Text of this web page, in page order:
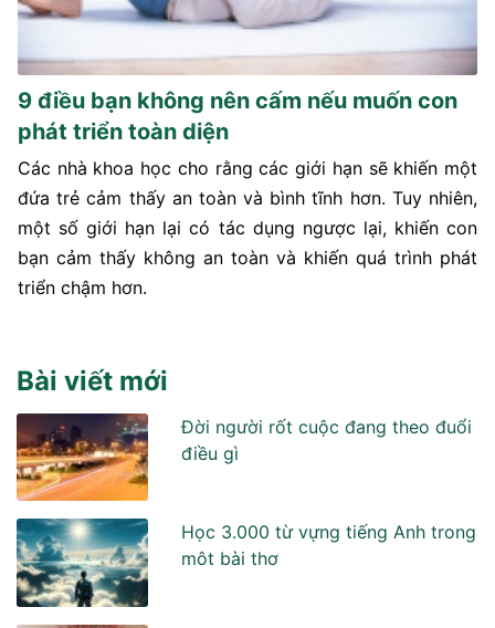
9 điều bạn không nên cấm nếu muốn con
phát triển toàn diện
Các nhà khoa học cho rằng các giới hạn sẽ khiến một
đứa trẻ cảm thấy an toàn và bình tĩnh hơn. Tuy nhiên,
một số giới hạn lại có tác dụng ngược lại, khiến con
bạn cảm thấy không an toàn và khiến quá trình phát
triển chậm hơn.
Bài viết mới
Đời người rốt cuộc đang theo đuổi
điều gì
Học 3.000 từ vựng tiếng Anh trong
môt bài thơ